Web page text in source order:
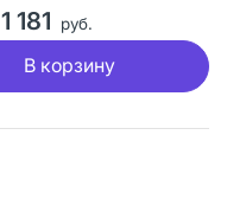
1 181 руб.
В корзину